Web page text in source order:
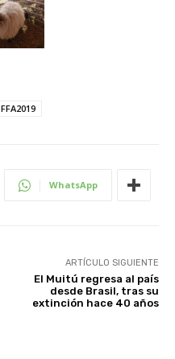
FFA2019
WhatsApp
ARTÍCULO SIGUIENTE
El Muitú regresa al país
desde Brasil, tras su
extinción hace 40 años